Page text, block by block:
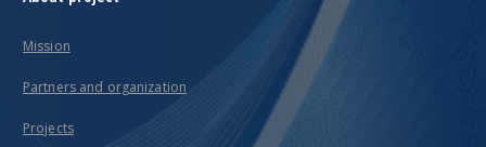
Mission
Partners and organization
Projects